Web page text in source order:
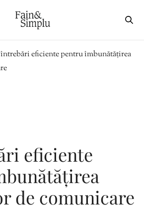
întrebări eficiente pentru îmbunătățirea
eficiente
de comunicare